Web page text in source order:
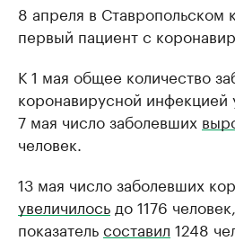
8 апреля в Ставропольском
первый пациент с
К 1 мая общее количество
коронавирусной инфекцией
7 мая число заболевших
человек.
13 мая число заболевших
увеличилось до 1176
показательсоставил 1248